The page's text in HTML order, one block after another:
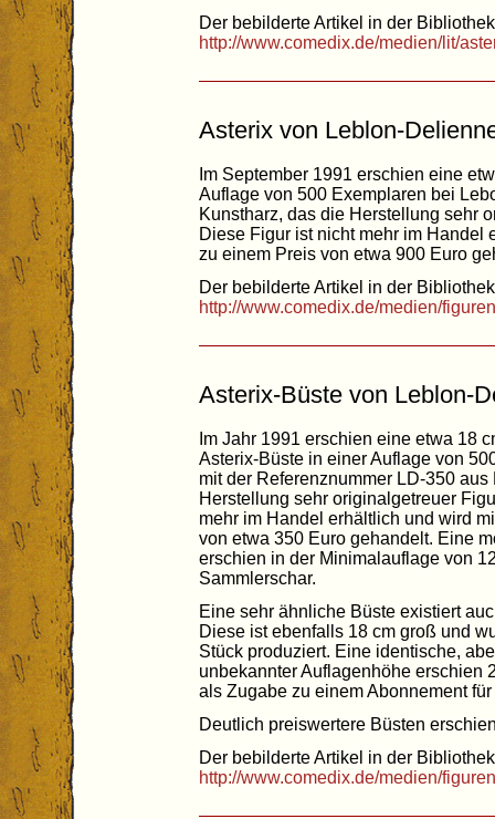
Der bebilderte Artikel in der
http://www.comedix.de/medien/lit/
Asterix von Leblon-
Im September 1991 erschien eine
Auflage von 500 Exemplaren bei
Kunstharz, das die Herstellung sehr
Diese Figur ist nicht mehr im
zu einem Preis von etwa 900 Euro
Der bebilderte Artikel in der
http://www.comedix.de/medien/
Asterix-Büste von Leblon-
Im Jahr 1991 erschien eine etwa 18
Asterix-Büste in einer Auflage von
mit der Referenznummer LD-350
Herstellung sehr originalgetreuer
mehr im Handel erhältlich und wird
von etwa 350 Euro gehandelt. Eine
erschien in der Minimalauflage von
Sammlerschar.
Eine sehr ähnliche Büste existiert
Diese ist ebenfalls 18 cm groß und
Stück produziert. Eine identische,
unbekannter Auflagenhöhe erschien
als Zugabe zu einem Abonnement
Deutlich preiswertere Büsten
Der bebilderte Artikel in der
http://www.comedix.de/medien/